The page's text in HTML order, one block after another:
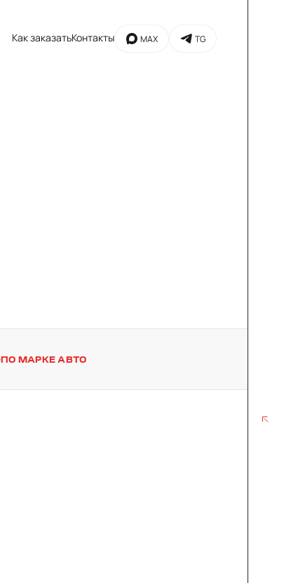
Как заказатьКонтакты MAX TG
ПО МАРКЕ АВТО